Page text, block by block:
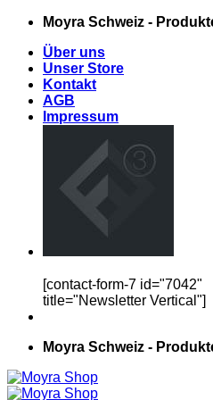
Zum
springen
Moyra Schweiz -
Über uns
Unser Store
Kontakt
AGB
Impressum
[contact-form-7 id="7042"
title="Newsletter Vertical"]
Moyra Schweiz -